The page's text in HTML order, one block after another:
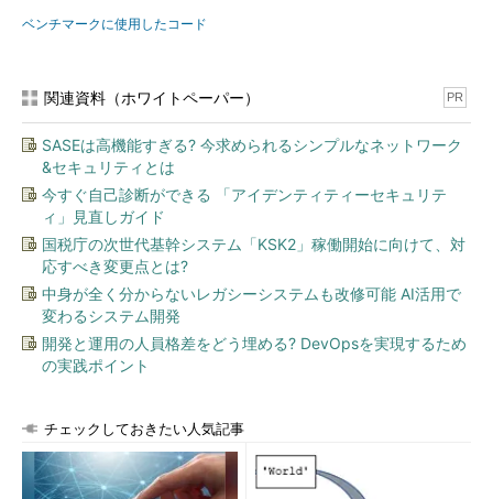
ベンチマークに使用したコード
関連資料（ホワイトペーパー） PR
SASEは高機能すぎる? 今求められるシンプルなネットワーク
&セキュリティとは
今すぐ自己診断ができる 「アイデンティティーセキュリテ
ィ」見直しガイド
国税庁の次世代基幹システム「KSK2」稼働開始に向けて、対
応すべき変更点とは?
中身が全く分からないレガシーシステムも改修可能 AI活用で
変わるシステム開発
開発と運用の人員格差をどう埋める? DevOpsを実現するため
の実践ポイント
チェックしておきたい人気記事